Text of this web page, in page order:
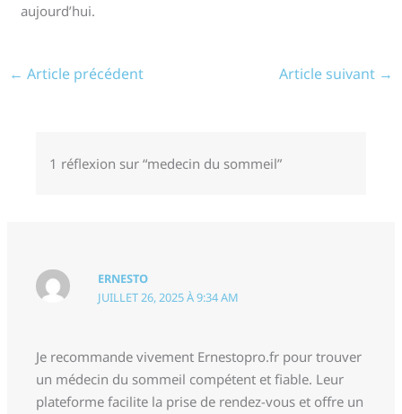
aujourd’hui.
← Article précédent Article suivant →
1 réflexion sur “medecin du sommeil”
ERNESTO
JUILLET 26, 2025 À 9:34 AM
Je recommande vivement Ernestopro.fr pour trouver
un médecin du sommeil compétent et fiable. Leur
plateforme facilite la prise de rendez-vous et offre un